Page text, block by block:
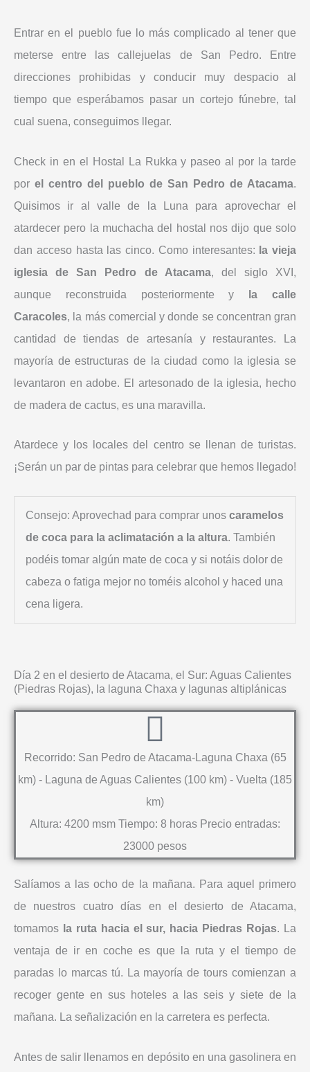
Entrar en el pueblo fue lo más complicado al tener que
meterse entre las callejuelas de San Pedro. Entre
direcciones prohibidas y conducir muy despacio al
tiempo que esperábamos pasar un cortejo fúnebre, tal
cual suena, conseguimos llegar.
Check in en el Hostal La Rukka y paseo al por la tarde
por el centro del pueblo de San Pedro de Atacama.
Quisimos ir al valle de la Luna para aprovechar el
atardecer pero la muchacha del hostal nos dijo que solo
dan acceso hasta las cinco. Como interesantes: la vieja
iglesia de San Pedro de Atacama, del siglo XVI,
aunque reconstruida posteriormente y
la calle
Caracoles, la más comercial y donde se concentran gran
cantidad de tiendas de artesanía y restaurantes. La
mayoría de estructuras de la ciudad como la iglesia se
levantaron en adobe. El artesonado de la iglesia, hecho
de madera de cactus, es una maravilla.
Atardece y los locales del centro se llenan de turistas.
¡Serán un par de pintas para celebrar que hemos llegado!
Consejo: Aprovechad para comprar unos caramelos
de coca para la aclimatación a la altura. También
podéis tomar algún mate de coca y si notáis dolor de
cabeza o fatiga mejor no toméis alcohol y haced una
cena ligera.
Día 2 en el desierto de Atacama, el Sur: Aguas Calientes
(Piedras Rojas), la laguna Chaxa y lagunas altiplánicas
Recorrido: San Pedro de Atacama-Laguna Chaxa (65
km) - Laguna de Aguas Calientes (100 km) - Vuelta (185
km)
Altura: 4200 msm Tiempo: 8 horas Precio entradas:
23000 pesos
Salíamos a las ocho de la mañana. Para aquel primero
de nuestros cuatro días en el desierto de Atacama,
tomamos la ruta hacia el sur, hacia Piedras Rojas. La
ventaja de ir en coche es que la ruta y el tiempo de
paradas lo marcas tú. La mayoría de tours comienzan a
recoger gente en sus hoteles a las seis y siete de la
mañana. La señalización en la carretera es perfecta.
Antes de salir llenamos en depósito en una gasolinera en